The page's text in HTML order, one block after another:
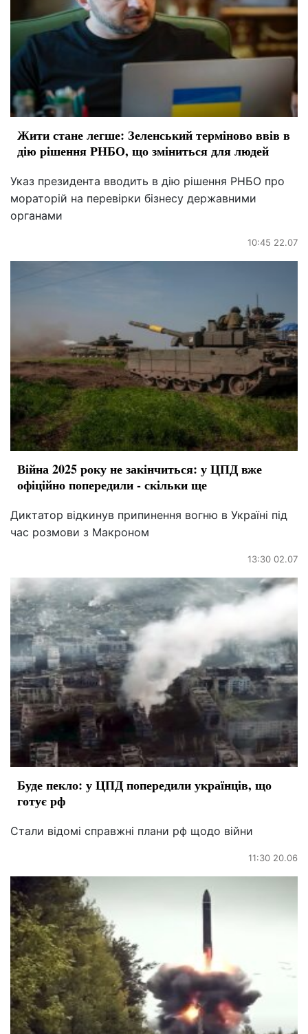
Жити стане легше: Зеленський терміново ввів в
дію рішення РНБО, що зміниться для людей
Указ президента вводить в дію рішення РНБО про
мораторій на перевірки бізнесу державними
органами
10:45 22.07
Війна 2025 року не закінчиться: у ЦПД вже
офіційно попередили - скільки ще
Диктатор відкинув припинення вогню в Україні під
час розмови з Макроном
13:30 02.07
Буде пекло: у ЦПД попередили українців, що
готує рф
Стали відомі справжні плани рф щодо війни
11:30 20.06